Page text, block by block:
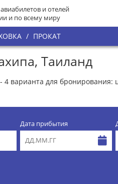
и отелей
и по всему миру
/ ПРОКАТ
Таиланд
4 варианта для
Дата прибытия